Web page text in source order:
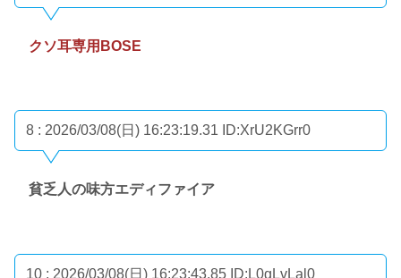
クソ耳専用BOSE
8 : 2026/03/08(日) 16:23:19.31 ID:XrU2KGrr0
貧乏人の味方エディファイア
10 : 2026/03/08(日) 16:23:43.85 ID:L0gLvLal0